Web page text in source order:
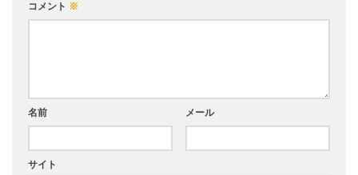
コメント ※
名前 メール
サイト